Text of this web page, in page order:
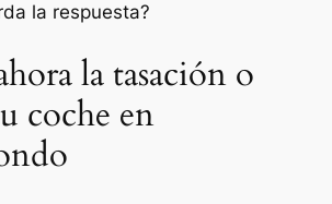
la respuesta?
la tasación o
coche en